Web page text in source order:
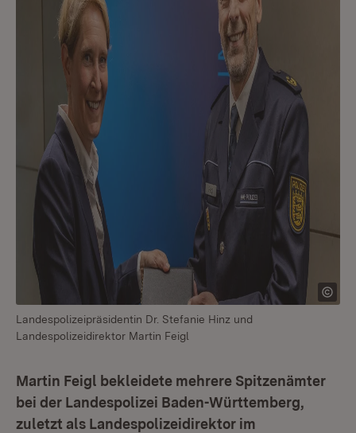
Landespolizeipräsidentin Dr. Stefanie Hinz und
Landespolizeidirektor Martin Feigl
Martin Feigl bekleidete mehrere Spitzenämter
bei der Landespolizei Baden-Württemberg,
zuletzt als Landespolizeidirektor im